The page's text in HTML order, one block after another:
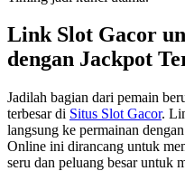
Link Slot Gacor
dengan Jackpot
Jadilah bagian dari pemain
terbesar di Situs Slot Gacor.
langsung ke permainan
Online ini dirancang untuk
seru dan peluang besar untuk